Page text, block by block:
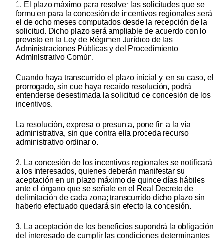
1. El plazo máximo para resolver las solicitudes que se
formulen para la concesión de incentivos regionales será
el de ocho meses computados desde la recepción de la
solicitud. Dicho plazo será ampliable de acuerdo con lo
previsto en la Ley de Régimen Jurídico de las
Administraciones Públicas y del Procedimiento
Administrativo Común.
Cuando haya transcurrido el plazo inicial y, en su caso, el
prorrogado, sin que haya recaído resolución, podrá
entenderse desestimada la solicitud de concesión de los
incentivos.
La resolución, expresa o presunta, pone fin a la vía
administrativa, sin que contra ella proceda recurso
administrativo ordinario.
2. La concesión de los incentivos regionales se notificará
a los interesados, quienes deberán manifestar su
aceptación en un plazo máximo de quince días hábiles
ante el órgano que se señale en el Real Decreto de
delimitación de cada zona; transcurrido dicho plazo sin
haberlo efectuado quedará sin efecto la concesión.
3. La aceptación de los beneficios supondrá la obligación
del interesado de cumplir las condiciones determinantes